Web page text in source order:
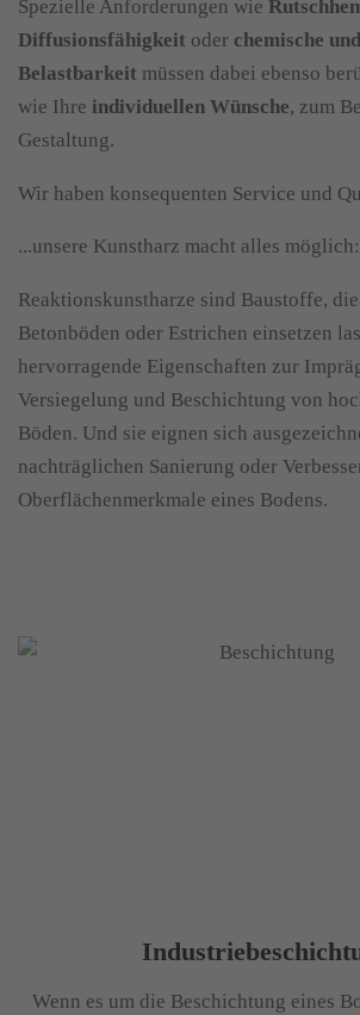
Spezielle Anforderungen wie
Diffusionsfähigkeit oder chemische
Belastbarkeit müssen dabei ebenso
wie Ihre individuellen Wünsche, zum
Gestaltung.
Wir haben konsequenten Service und
...unsere Kunstharz macht alles möglich:
Reaktionskunstharze sind Baustoffe,
Betonböden oder Estrichen einsetzen
hervorragende Eigenschaften zur
Versiegelung und Beschichtung von
Böden. Und sie eignen sich
nachträglichen Sanierung oder
Oberflächenmerkmale eines Bodens.
Wenn es um die Beschichtung eines